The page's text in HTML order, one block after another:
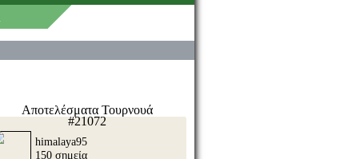
Αποτελέσματα Τουρνουά
#21072
himalaya95
150 σημεία